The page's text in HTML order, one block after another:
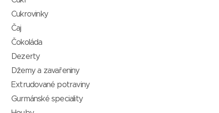
Cukrovinky
Čaj
Čokoláda
Dezerty
Džemy a zavařeniny
Extrudované potraviny
Gurmánské speciality